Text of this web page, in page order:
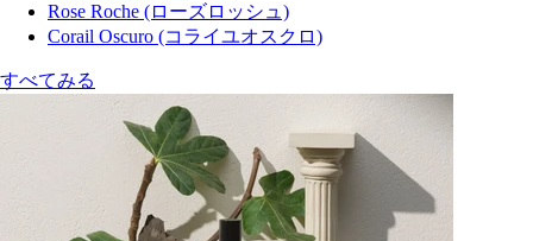
Rose Roche (ローズロッシュ)
Corail Oscuro (コライユオスクロ)
すべてみる